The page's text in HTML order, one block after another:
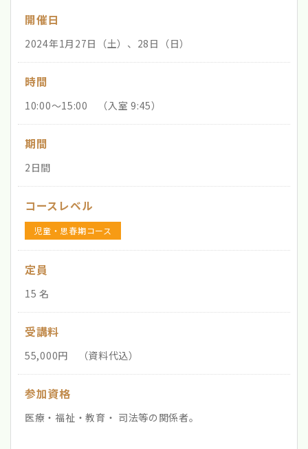
開催日
2024年1月27日（土）、28日（日）
時間
10:00〜15:00 （入室 9:45）
期間
2日間
コースレベル
児童・思春期コース
定員
15 名
受講料
55,000円 （資料代込）
参加資格
医療・福祉・教育・ 司法等の関係者。